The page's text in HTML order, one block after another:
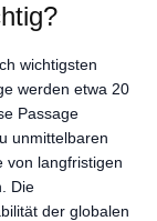
wichtigsten
werden etwa 20
Passage
unmittelbaren
von langfristigen
Die
der globalen